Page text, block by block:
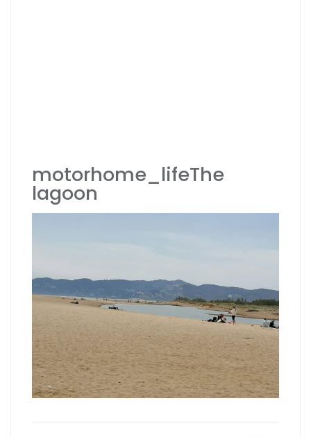
motorhome_lifeThe
lagoon